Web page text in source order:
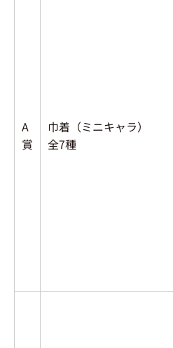
A
賞
巾着（ミニキャラ）
全7種